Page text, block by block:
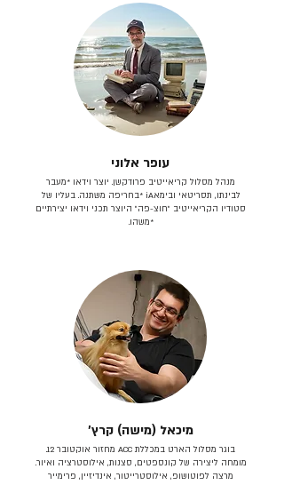
עופר אלוני
מנהל מסלול קריאייטיב פרודקשן. יוצר וידאו *מעבר
לבינתו, תסריטאי וב​ימאiA‎ *בחריפה משתנה. בעליו של
סטודיו הקריאייטיב ״חוצ-פה״ היוצר תכני וידאו יצירתיים
*משהו.
מיכאל (מישה) קרץ׳
בוגר מסלול הארט במכללת ACC מחזור אוקטובר 12.
מומחה ליצירה של קונספטים, סצנות, אילוסטרציה ואיור.
מרצה לפוטושופ, אילוסטרייטור, אינדיזיין, פרימייר